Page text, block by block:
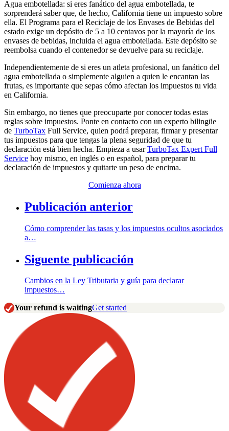
Agua embotellada: si eres fanático del agua embotellada, te
sorprenderá saber que, de hecho, California tiene un impuesto sobre
ella. El Programa para el Reciclaje de los Envases de Bebidas del
estado exige un depósito de 5 a 10 centavos por la mayoría de los
envases de bebidas, incluida el agua embotellada. Este depósito se
reembolsa cuando el contenedor se devuelve para su reciclaje.
Independientemente de si eres un atleta profesional, un fanático del
agua embotellada o simplemente alguien a quien le encantan las
frutas, es importante que sepas cómo afectan los impuestos tu vida
en California.
Sin embargo, no tienes que preocuparte por conocer todas estas
reglas sobre impuestos. Ponte en contacto con un experto bilingüe
de TurboTax Full Service, quien podrá preparar, firmar y presentar
tus impuestos para que tengas la plena seguridad de que tu
declaración está bien hecha. Empieza a usarTurboTax Expert Full
Service hoy mismo, en inglés o en español, para preparar tu
declaración de impuestos y quitarte un peso de encima.
Comienza ahora
Publicación anterior
Cómo comprender las tasas y los impuestos ocultos asociados
a…
Siguente publicación
Cambios en la Ley Tributaria y guía para declarar
impuestos…
Your refund is waitingGet started